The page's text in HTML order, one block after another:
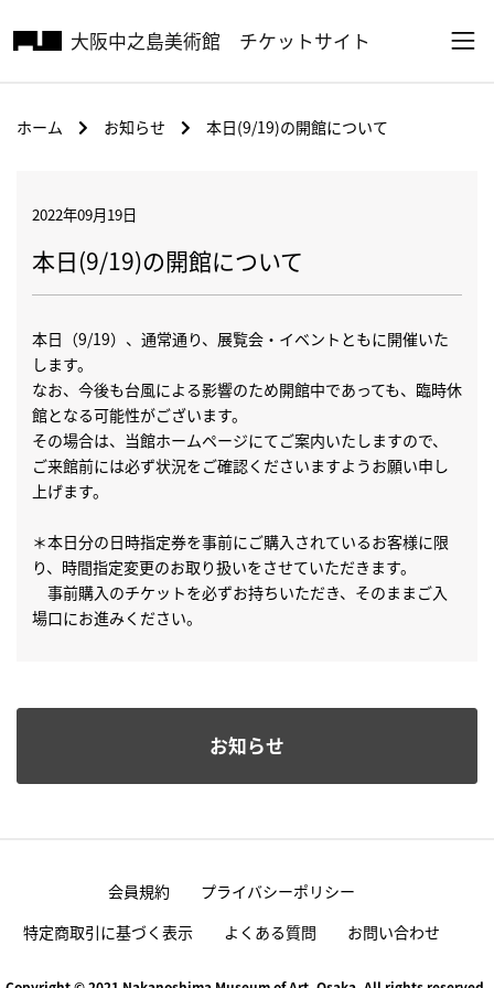
大阪中之島美術館 チケットサイト
ホーム お知らせ 本日(9/19)の開館について
2022年09月19日
本日(9/19)の開館について
本日（9/19）、通常通り、展覧会・イベントともに開催いた
します。
なお、今後も台風による影響のため開館中であっても、臨時休
館となる可能性がございます。
その場合は、当館ホームページにてご案内いたしますので、
ご来館前には必ず状況をご確認くださいますようお願い申し
上げます。
＊本日分の日時指定券を事前にご購入されているお客様に限
り、時間指定変更のお取り扱いをさせていただきます。
事前購入のチケットを必ずお持ちいただき、そのままご入
場口にお進みください。
お知らせ
会員規約
プライバシーポリシー
特定商取引に基づく表示
よくある質問 お問い合わせ